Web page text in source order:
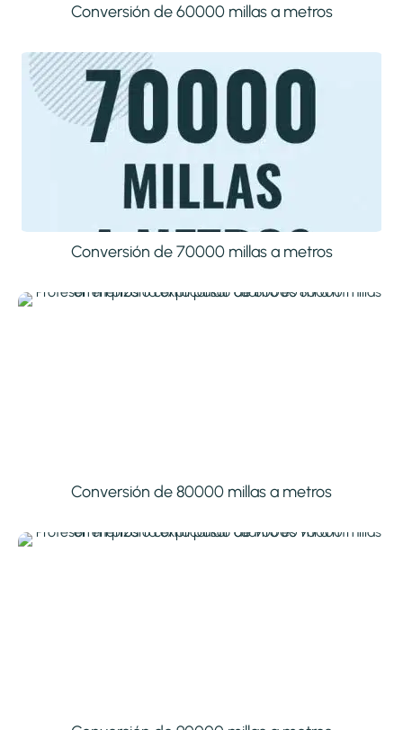
Conversión de 60000 millas a metros
Conversión de 70000 millas a metros
Conversión de 80000 millas a metros